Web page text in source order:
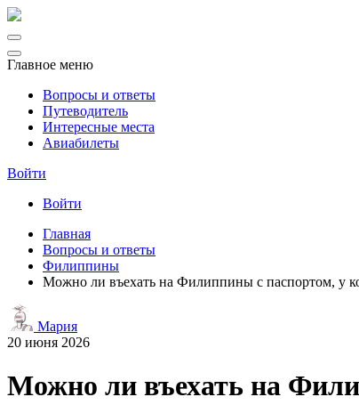
Главное меню
Вопросы и ответы
Путеводитель
Интересные места
Авиабилеты
Войти
Войти
Главная
Вопросы и ответы
Филиппины
Можно ли въехать на Филиппины с паспортом, у
Мария
20 июня 2026
Можно ли въехать на